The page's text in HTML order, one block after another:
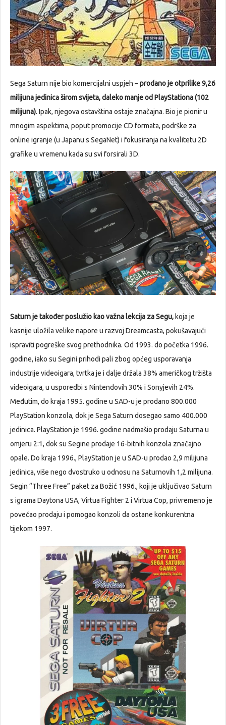
Sega Saturn nije bio komercijalni uspjeh –prodano je otprilike 9,26
milijuna jedinica širom svijeta, daleko manje od PlayStationa (102
milijuna). Ipak, njegova ostavština ostaje značajna. Bio je pionir u
mnogim aspektima, poput promocije CD formata, podrške za
online igranje (u Japanu s SegaNet) i fokusiranja na kvalitetu 2D
grafike u vremenu kada su svi forsirali 3D.
Saturn je također poslužio kao važna lekcija za Segu,koja je
kasnije uložila velike napore u razvoj Dreamcasta, pokušavajući
ispraviti pogreške svog prethodnika. Od 1993. do početka 1996.
godine, iako su Segini prihodi pali zbog općeg usporavanja
industrije videoigara, tvrtka je i dalje držala 38% američkog tržišta
videoigara, u usporedbi s Nintendovih 30% i Sonyjevih 24%.
Međutim, do kraja 1995. godine u SAD-u je prodano 800.000
PlayStation konzola, dok je Sega Saturn dosegao samo 400.000
jedinica. PlayStation je 1996. godine nadmašio prodaju Saturna u
omjeru 2:1, dok su Segine prodaje 16-bitnih konzola značajno
opale. Do kraja 1996., PlayStation je u SAD-u prodao 2,9 milijuna
jedinica, više nego dvostruko u odnosu na Saturnovih 1,2 milijuna.
Segin “Three Free” paket za Božić 1996., koji je uključivao Saturn
s igrama Daytona USA, Virtua Fighter 2 i Virtua Cop, privremeno je
povećao prodaju i pomogao konzoli da ostane konkurentna
tijekom 1997.